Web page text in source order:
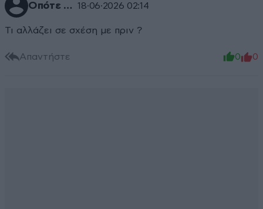
Οπότε … 18·06·2026 02:14
Τι αλλάζει σε σχέση με πριν ?
Απαντήστε 0 0